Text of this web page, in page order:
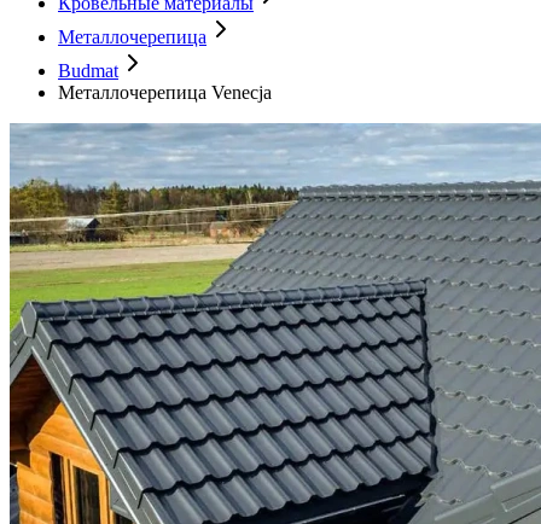
Металлочерепица
Budmat
Металлочерепица Venecja